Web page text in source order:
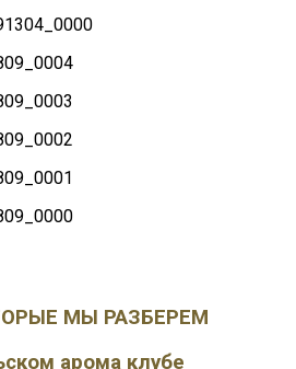
МЫ РАЗБЕРЕМ
арома клубе